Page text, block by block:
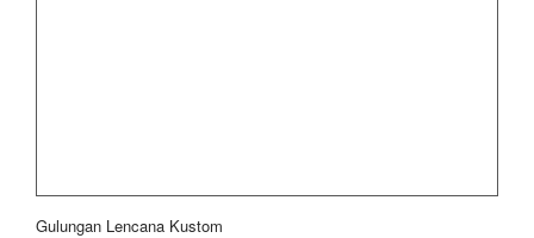
Gulungan Lencana Kustom